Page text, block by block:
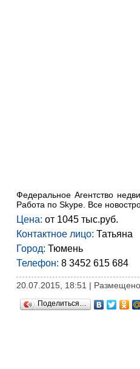
Федеральное Агентство
Работа по Skype. Все
Цена: от 1045 тыс.руб.
Контактное лицо: Татьяна
Город: Тюмень
Телефон: 8 3452 615 684
20.07.2015, 18:51 |
Поделиться…